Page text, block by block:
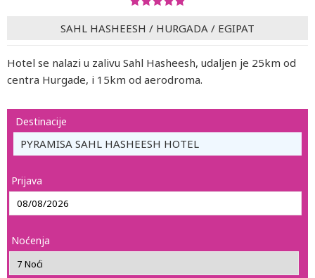
SAHL HASHEESH / HURGADA / EGIPAT
Hotel se nalazi u zalivu Sahl Hasheesh, udaljen je 25km od
centra Hurgade, i 15km od aerodroma.
Destinacije
PYRAMISA SAHL HASHEESH HOTEL
Prijava
Noćenja